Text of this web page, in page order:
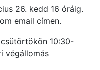
26. kedd 16 óráig.
email címen.
10:30-
végállomás